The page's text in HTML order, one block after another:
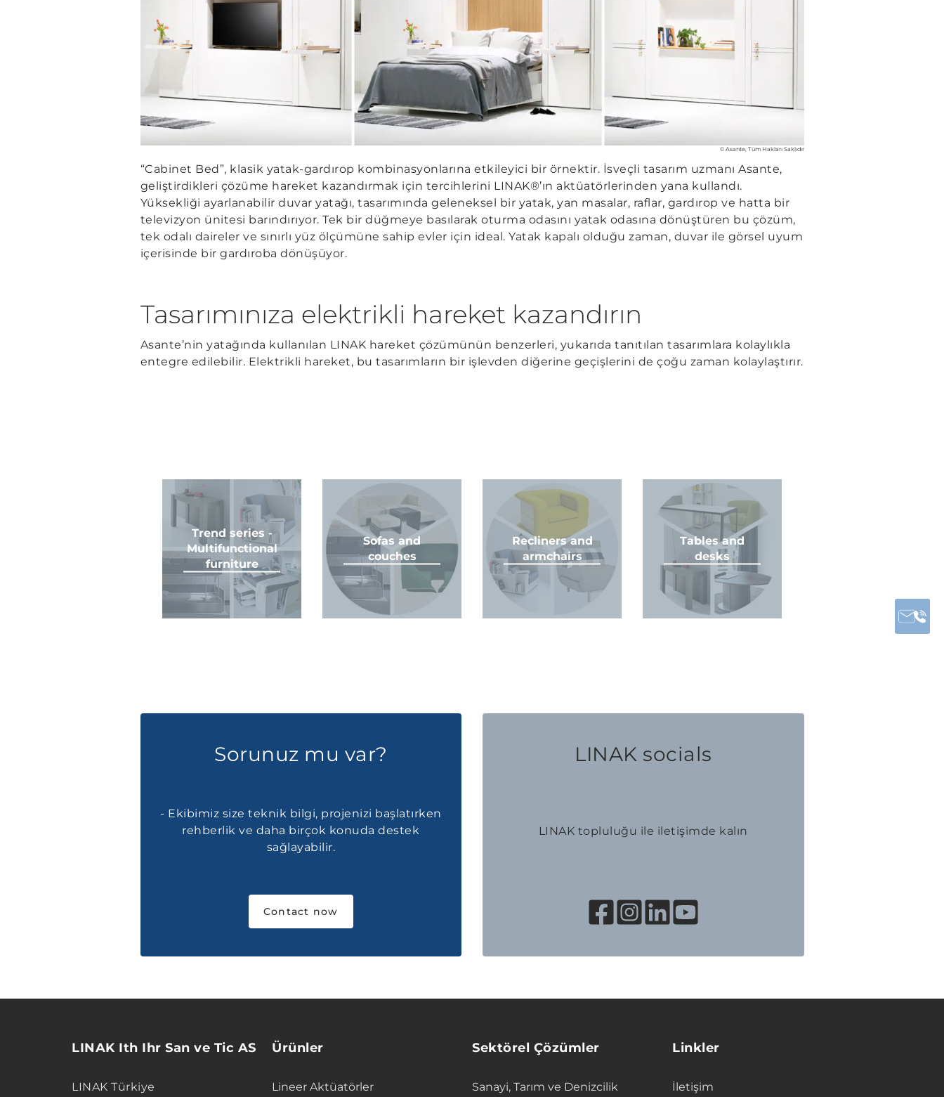
© Asante, Tüm Hakları Saklıdır
“Cabinet Bed”, klasik yatak-gardırop kombinasyonlarına etkileyici bir örnektir. İsveçli tasarım uzmanı Asante,
geliştirdikleri çözüme hareket kazandırmak için tercihlerini LINAK®’ın aktüatörlerinden yana kullandı.
Yüksekliği ayarlanabilir duvar yatağı, tasarımında geleneksel bir yatak, yan masalar, raflar, gardırop ve hatta bir
televizyon ünitesi barındırıyor. Tek bir düğmeye basılarak oturma odasını yatak odasına dönüştüren bu çözüm,
tek odalı daireler ve sınırlı yüz ölçümüne sahip evler için ideal. Yatak kapalı olduğu zaman, duvar ile görsel uyum
içerisinde bir gardıroba dönüşüyor.
Tasarımınıza elektrikli hareket kazandırın
Asante’nin yatağında kullanılan LINAK hareket çözümünün benzerleri, yukarıda tanıtılan tasarımlara kolaylıkla
entegre edilebilir. Elektrikli hareket, bu tasarımların bir işlevden diğerine geçişlerini de çoğu zaman kolaylaştırır.
Trend series -
Multifunctional
furniture
Sofas and
couches
Recliners and
armchairs
Tables and
desks
Sorunuz mu var?
- Ekibimiz size teknik bilgi, projenizi başlatırken
rehberlik ve daha birçok konuda destek
sağlayabilir.
Contact now
LINAK socials
LINAK topluluğu ile iletişimde kalın
LINAK Ith Ihr San ve Tic AS
LINAK Türkiye
Ürünler
Lineer Aktüatörler
Sektörel Çözümler
Sanayi, Tarım ve Denizcilik
Linkler
İletişim